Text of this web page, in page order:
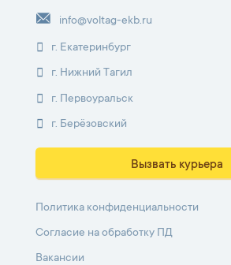
info@voltag-ekb.ru
г. Екатеринбург
г. Нижний Тагил
г. Первоуральск
г. Берёзовский
Вызвать курьера
Политика конфиденциальности
Согласие на обработку ПД
Вакансии